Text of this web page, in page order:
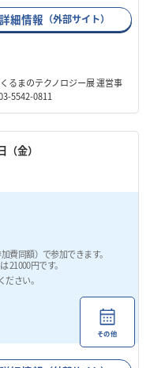
詳細情報 （外部サイト）
るまのテクノロジー展 運営事
5542-0811
金）
費同額）で参加できます。
21000円です。
さい。
その他